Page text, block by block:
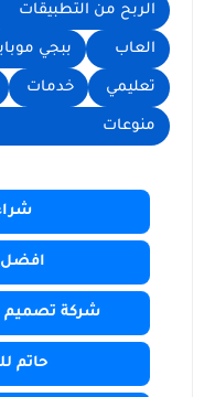
الربح من التطبيقات
العاب ببجي
تعليمي خدمات
منوعات
شركة تصميم
حاتم